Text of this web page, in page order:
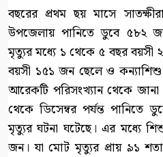
বছরের প্রথম ছয় মাসে
উপজেলায় পানিতে ডুবে ৫৮২
মৃত্যুর মধ্যে ১ থেকে ৫ বছর
বয়সী ১৫১ জন ছেলে ও কন্যাশিশু
আরেকটি পরিসংখ্যান থেকে
থেকে ডিসেম্বর পর্যন্ত
মৃত্যুর ঘটনা ঘটেছে। এর মধ্যে
জন। যা মোট মৃত্যুর প্রায় ৯১